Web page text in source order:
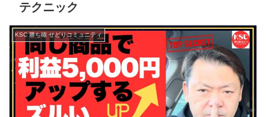
テクニック
KSC 勝ち確 せどりコミュニティ